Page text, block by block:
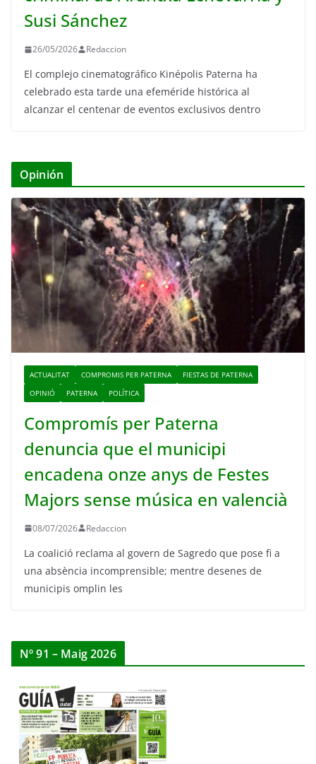
Susi Sánchez
26/05/2026 Redaccion
El complejo cinematográfico Kinépolis Paterna ha
celebrado esta tarde una efeméride histórica al
alcanzar el centenar de eventos exclusivos dentro
Opinión
ACTUALITAT COMPROMIS PER PATERNA
FIESTAS DE PATERNA
OPINIÓ
PATERNA POLÍTICA
Compromís per Paterna
denuncia que el municipi
encadena onze anys de Festes
Majors sense música en valencià
08/07/2026 Redaccion
La coalició reclama al govern de Sagredo que pose fi a
una absència incomprensible; mentre desenes de
municipis omplin les
Nº 91 – Maig 2026